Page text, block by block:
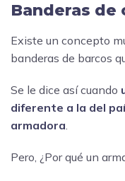
Banderas de
Existe un concepto
banderas de barcos
Se le dice así cuando
diferente a la del
armadora.
Pero, ¿Por qué un